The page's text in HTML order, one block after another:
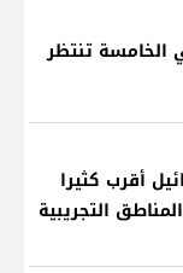
تنتظر
أقرب كثيرا
التجريبية